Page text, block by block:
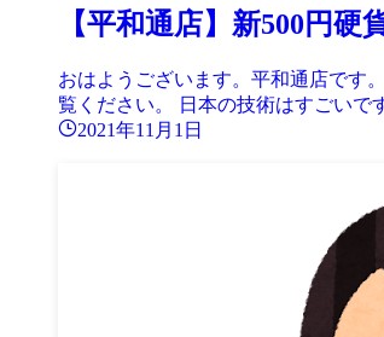
【平和通店】新500円硬
おはようございます。平和通店です
覧ください。 日本の技術はすごいで
2021年11月1日